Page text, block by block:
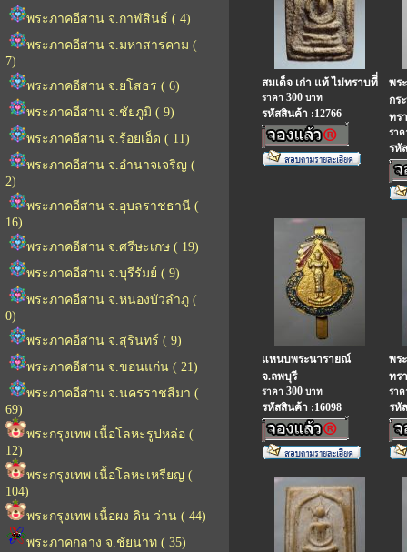
พระภาคอีสาน จ.กาฬสินธ์ ( 4)
พระภาคอีสาน จ.มหาสารคาม (
7)
พระภาคอีสาน จ.ยโสธร ( 6)
พระภาคอีสาน จ.ชัยภูมิ ( 9)
พระภาคอีสาน จ.ร้อยเอ็ด ( 11)
พระภาคอีสาน จ.อำนาจเจริญ (
2)
พระภาคอีสาน จ.อุบลราชธานี (
16)
พระภาคอีสาน จ.ศรีษะเกษ ( 19)
พระภาคอีสาน จ.บุรีรัมย์ ( 9)
พระภาคอีสาน จ.หนองบัวลำภู (
0)
พระภาคอีสาน จ.สุรินทร์ ( 9)
พระภาคอีสาน จ.ขอนแก่น ( 21)
พระภาคอีสาน จ.นครราชสีมา (
69)
พระกรุงเทพ เนื้อโลหะรูปหล่อ (
12)
พระกรุงเทพ เนื้อโลหะเหรียญ (
104)
พระกรุงเทพ เนื้อผง ดิน ว่าน ( 44)
พระภาคกลาง จ.ชัยนาท ( 35)
สมเด็จ เก่า แท้ ไม่ทราบทีี่
ราคา 300 บาท
รหัสสินค้า :12766
พร
กร
ทร
รา
รหั
แหนบพระนารายณ์
จ.ลพบุรี
ราคา 300 บาท
รหัสสินค้า :16098
พร
ทร
รา
รหั